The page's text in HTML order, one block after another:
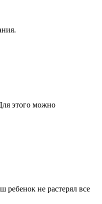
этого можно
ребенок не растерял все